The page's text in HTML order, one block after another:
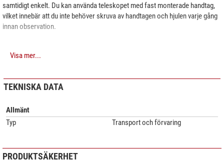
samtidigt enkelt. Du kan använda teleskopet med fast monterade handtag,
vilket innebär att du inte behöver skruva av handtagen och hjulen varje gång
innan observation.
Visa mer...
TEKNISKA DATA
Allmänt
Typ
Transport och förvaring
PRODUKTSÄKERHET